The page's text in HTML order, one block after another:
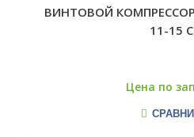
ВИНТОВОЙ КОМПРЕССОР
11-15
Цена по